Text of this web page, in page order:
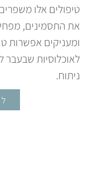
טיפולים אלו
את התסמינים,
ומעניקים אפשרות
לאוכלוסיות שבעבר
ניתוח.